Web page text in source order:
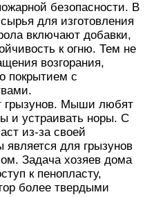
безопасности. В
для изготовления
включают добавки,
к огню. Тем не
возгорания,
покрытием с
грызунов. Мыши любят
и устраивать норы. С
из-за своей
является для грызунов
Задача хозяев дома
к пенопласту,
более твердыми